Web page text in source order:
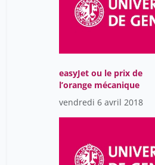
easyJet ou le prix de
l’orange mécanique
vendredi 6 avril 2018